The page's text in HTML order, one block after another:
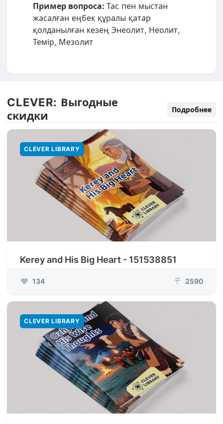
Пример вопроса: Тас пен мыстан
жасалған еңбек құралы қатар
қолданылған кезең Энеолит, Неолит,
Темір, Мезолит
CLEVER: Выгодные
скидки
Подробнее
CLEVER LIBRARY
Kerey and His Big Heart - 151538851
134 ₸ 2590
CLEVER LIBRARY